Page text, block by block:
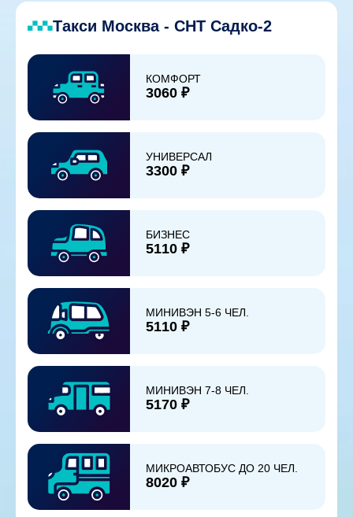
Такси Москва - СНТ Садко-2
КОМФОРТ
3060 ₽
УНИВЕРСАЛ
3300 ₽
БИЗНЕС
5110 ₽
МИНИВЭН 5-6 ЧЕЛ.
5110 ₽
МИНИВЭН 7-8 ЧЕЛ.
5170 ₽
МИКРОАВТОБУС ДО 20 ЧЕЛ.
8020 ₽